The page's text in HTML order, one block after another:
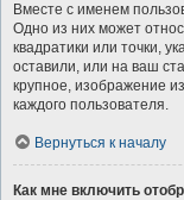
Вместе с именем
Одно из них может
квадратики или точки,
оставили, или на ваш
крупное, изображение
каждого пользователя.
Вернуться к началу
Как мне включить